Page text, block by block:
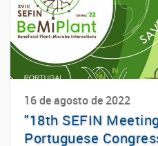
16 de agosto de 2022
"18th SEFIN
Portuguese